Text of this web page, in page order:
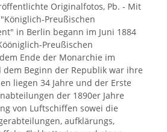
Originalfotos, Pb. - Mit
Preußischen
in Berlin begann im Juni 1884
Preußischen
Ende der Monarchie im
dem Beginn der Republik war ihre
liegen 34 Jahre und der Erste
der 1890er Jahre
von Luftschiffen sowei die
aufklärungs,